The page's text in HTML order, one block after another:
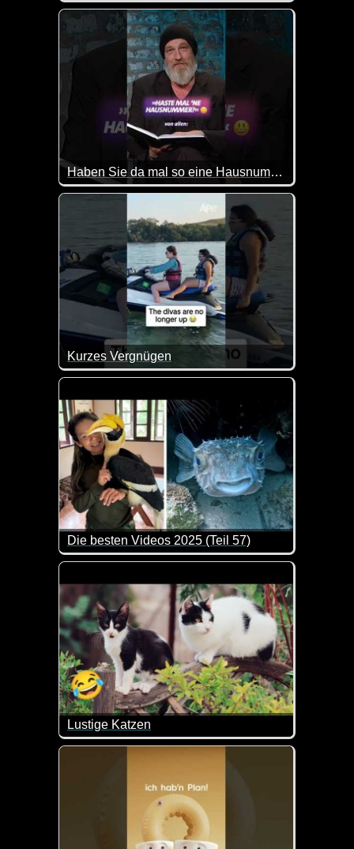
Da muss man schon ganz genau zuhören. Man
Haben Sie da mal so eine Hausnummer?
Torsten Sträter reagiert laut eigener Aussage auf
Kurzes Vergnügen
Das war ein ziemlich kurzes Vergnügen :-)
Die besten Videos 2025 (Teil 57)
Eine tolle Zusammenstellung von lustigen
Lustige Katzen
Einfach angucken und lachen, denn diese Katzen